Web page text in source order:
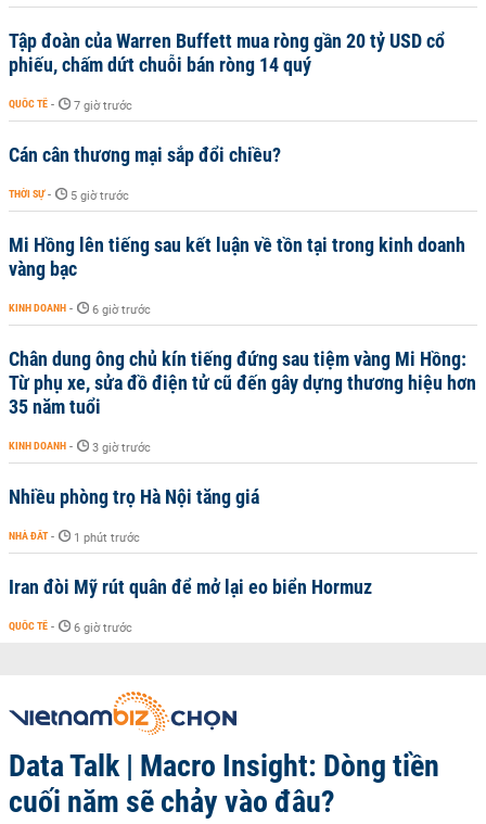
Tập đoàn của Warren Buffett mua ròng gần 20 tỷ USD cổ
phiếu, chấm dứt chuỗi bán ròng 14 quý
QUỐC TẾ - 7 giờ trước
Cán cân thương mại sắp đổi chiều?
THỜI SỰ - 5 giờ trước
Mi Hồng lên tiếng sau kết luận về tồn tại trong kinh doanh
vàng bạc
KINH DOANH - 6 giờ trước
Chân dung ông chủ kín tiếng đứng sau tiệm vàng Mi Hồng:
Từ phụ xe, sửa đồ điện tử cũ đến gây dựng thương hiệu hơn
35 năm tuổi
KINH DOANH - 3 giờ trước
Nhiều phòng trọ Hà Nội tăng giá
NHÀ ĐẤT - 1 phút trước
Iran đòi Mỹ rút quân để mở lại eo biển Hormuz
QUỐC TẾ - 6 giờ trước
Data Talk | Macro Insight: Dòng tiền
cuối năm sẽ chảy vào đâu?